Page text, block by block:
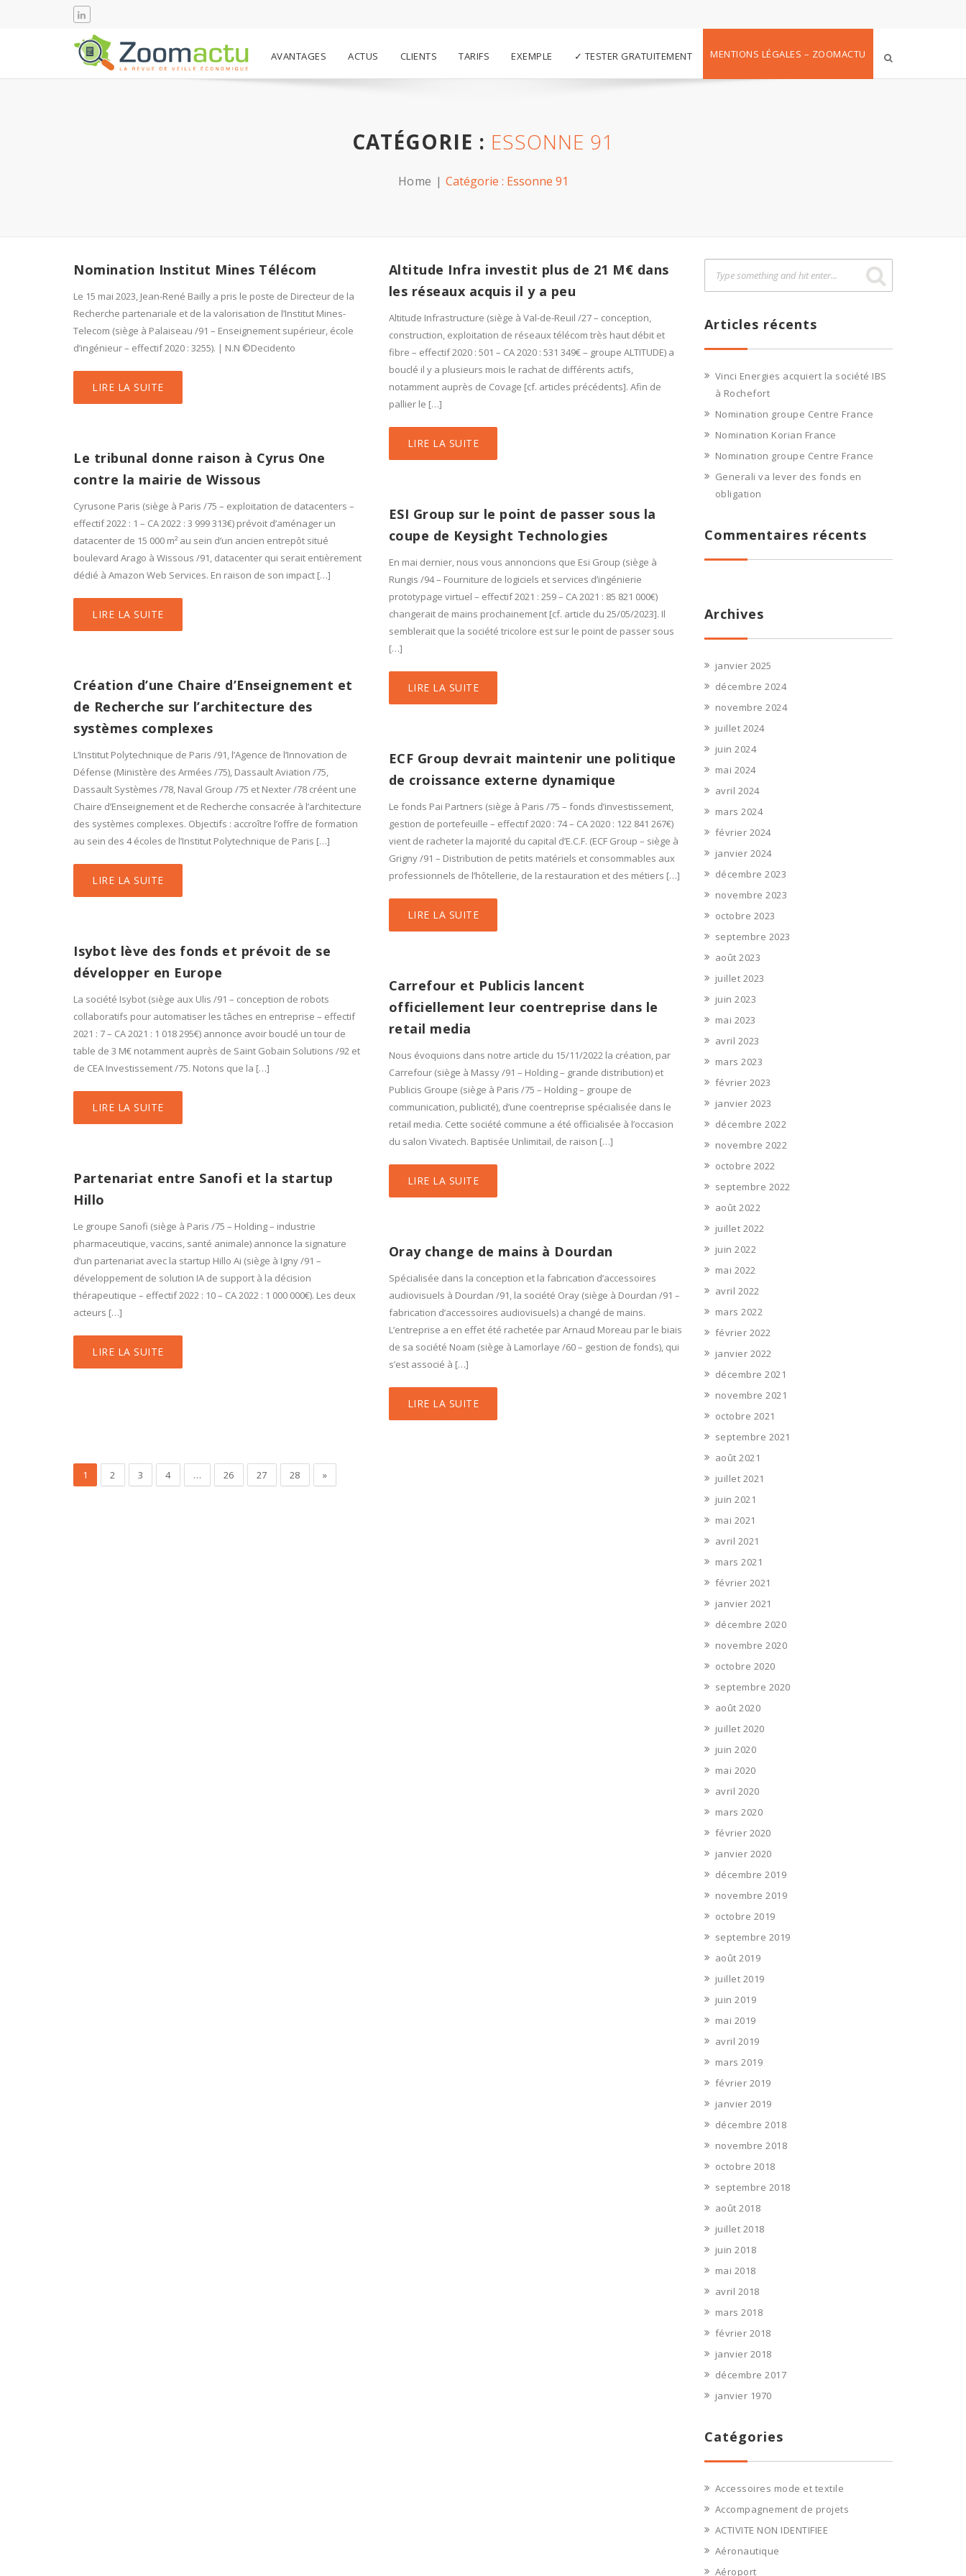
AVANTAGES ACTUS CLIENTS TARIFS EXEMPLE ✓ TESTER GRATUITEMENT MENTIONS LÉGALES – ZOOMACTU
CATÉGORIE : ESSONNE 91
Home Catégorie : Essonne 91
Nomination Institut Mines Télécom
Le 15 mai 2023, Jean-René Bailly a pris le poste de Directeur de la
Recherche partenariale et de la valorisation de l’Institut Mines-
Telecom (siège à Palaiseau /91 – Enseignement supérieur, école
d’ingénieur – effectif 2020 : 3255). | N.N ©Decidento
LIRE LA SUITE
Altitude Infra investit plus de 21 M€ dans
les réseaux acquis il y a peu
Altitude Infrastructure (siège à Val-de-Reuil /27 – conception,
construction, exploitation de réseaux télécom très haut débit et
fibre – effectif 2020 : 501 – CA 2020 : 531 349€ – groupe ALTITUDE) a
bouclé il y a plusieurs mois le rachat de différents actifs,
notamment auprès de Covage [cf. articles précédents]. Afin de
pallier le […]
LIRE LA SUITE
Le tribunal donne raison à Cyrus One
contre la mairie de Wissous
Cyrusone Paris (siège à Paris /75 – exploitation de datacenters –
effectif 2022 : 1 – CA 2022 : 3 999 313€) prévoit d’aménager un
datacenter de 15 000 m² au sein d’un ancien entrepôt situé
boulevard Arago à Wissous /91, datacenter qui serait entièrement
dédié à Amazon Web Services. En raison de son impact […]
LIRE LA SUITE
ESI Group sur le point de passer sous la
coupe de Keysight Technologies
En mai dernier, nous vous annoncions que Esi Group (siège à
Rungis /94 – Fourniture de logiciels et services d’ingénierie
prototypage virtuel – effectif 2021 : 259 – CA 2021 : 85 821 000€)
changerait de mains prochainement [cf. article du 25/05/2023]. Il
semblerait que la société tricolore est sur le point de passer sous
[…]
LIRE LA SUITE
Création d’une Chaire d’Enseignement et
de Recherche sur l’architecture des
systèmes complexes
L’Institut Polytechnique de Paris /91, l’Agence de l’Innovation de
Défense (Ministère des Armées /75), Dassault Aviation /75,
Dassault Systèmes /78, Naval Group /75 et Nexter /78 créent une
Chaire d’Enseignement et de Recherche consacrée à l’architecture
des systèmes complexes. Objectifs : accroître l’offre de formation
au sein des 4 écoles de l’Institut Polytechnique de Paris […]
LIRE LA SUITE
ECF Group devrait maintenir une politique
de croissance externe dynamique
Le fonds Pai Partners (siège à Paris /75 – fonds d’investissement,
gestion de portefeuille – effectif 2020 : 74 – CA 2020 : 122 841 267€)
vient de racheter la majorité du capital d’E.C.F. (ECF Group – siège à
Grigny /91 – Distribution de petits matériels et consommables aux
professionnels de l’hôtellerie, de la restauration et des métiers […]
LIRE LA SUITE
Isybot lève des fonds et prévoit de se
développer en Europe
La société Isybot (siège aux Ulis /91 – conception de robots
collaboratifs pour automatiser les tâches en entreprise – effectif
2021 : 7 – CA 2021 : 1 018 295€) annonce avoir bouclé un tour de
table de 3 M€ notamment auprès de Saint Gobain Solutions /92 et
de CEA Investissement /75. Notons que la […]
LIRE LA SUITE
Carrefour et Publicis lancent
officiellement leur coentreprise dans le
retail media
Nous évoquions dans notre article du 15/11/2022 la création, par
Carrefour (siège à Massy /91 – Holding – grande distribution) et
Publicis Groupe (siège à Paris /75 – Holding – groupe de
communication, publicité), d’une coentreprise spécialisée dans le
retail media. Cette société commune a été officialisée à l’occasion
du salon Vivatech. Baptisée Unlimitail, de raison […]
LIRE LA SUITE
Partenariat entre Sanofi et la startup
Hillo
Le groupe Sanofi (siège à Paris /75 – Holding – industrie
pharmaceutique, vaccins, santé animale) annonce la signature
d’un partenariat avec la startup Hillo Ai (siège à Igny /91 –
développement de solution IA de support à la décision
thérapeutique – effectif 2022 : 10 – CA 2022 : 1 000 000€). Les deux
acteurs […]
LIRE LA SUITE
Oray change de mains à Dourdan
Spécialisée dans la conception et la fabrication d’accessoires
audiovisuels à Dourdan /91, la société Oray (siège à Dourdan /91 –
fabrication d’accessoires audiovisuels) a changé de mains.
L’entreprise a en effet été rachetée par Arnaud Moreau par le biais
de sa société Noam (siège à Lamorlaye /60 – gestion de fonds), qui
s’est associé à […]
LIRE LA SUITE
1 2 3 4 … 26 27 28 »
Articles récents
Vinci Energies acquiert la société IBS
à Rochefort
Nomination groupe Centre France
Nomination Korian France
Nomination groupe Centre France
Generali va lever des fonds en
obligation
Commentaires récents
Archives
janvier 2025
décembre 2024
novembre 2024
juillet 2024
juin 2024
mai 2024
avril 2024
mars 2024
février 2024
janvier 2024
décembre 2023
novembre 2023
octobre 2023
septembre 2023
août 2023
juillet 2023
juin 2023
mai 2023
avril 2023
mars 2023
février 2023
janvier 2023
décembre 2022
novembre 2022
octobre 2022
septembre 2022
août 2022
juillet 2022
juin 2022
mai 2022
avril 2022
mars 2022
février 2022
janvier 2022
décembre 2021
novembre 2021
octobre 2021
septembre 2021
août 2021
juillet 2021
juin 2021
mai 2021
avril 2021
mars 2021
février 2021
janvier 2021
décembre 2020
novembre 2020
octobre 2020
septembre 2020
août 2020
juillet 2020
juin 2020
mai 2020
avril 2020
mars 2020
février 2020
janvier 2020
décembre 2019
novembre 2019
octobre 2019
septembre 2019
août 2019
juillet 2019
juin 2019
mai 2019
avril 2019
mars 2019
février 2019
janvier 2019
décembre 2018
novembre 2018
octobre 2018
septembre 2018
août 2018
juillet 2018
juin 2018
mai 2018
avril 2018
mars 2018
février 2018
janvier 2018
décembre 2017
janvier 1970
Catégories
Accessoires mode et textile
Accompagnement de projets
ACTIVITE NON IDENTIFIEE
Aéronautique
Aéroport